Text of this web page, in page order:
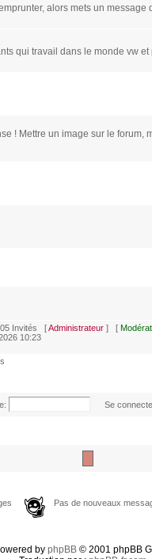
alors mets un message
qui travail dans le monde vw
! Mettre un image sur le forum,
Invités [Administrateur ] [
10:23
Se connecter
Pas de nouveaux
by phpBB © 2001 phpBB